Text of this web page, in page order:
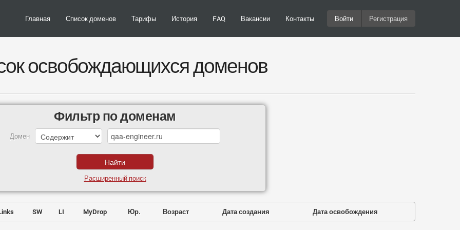
Главная Список доменов Тарифы История FAQ Вакансии Контакты Войти Регистрация
освобождающихся доменов
Фильтр по доменам
Домен
Расширенный поиск
SW LI MyDrop Юр. Возраст Дата создания Дата освобождения